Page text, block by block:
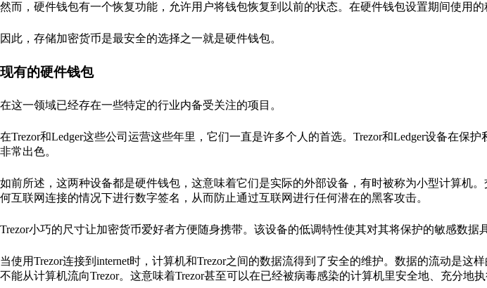
然而，硬件钱包有一个恢复功能，允许用户将钱包恢复到以前的状态。在硬件钱包设置期间使用的
因此，存储加密货币是最安全的选择之一就是硬件钱包。
现有的硬件钱包
在这一领域已经存在一些特定的行业内备受关注的项目。
在Trezor和Ledger这些公司运营这些年里，它们一直是许多个人的首选。Trezor和Ledger设备在保
非常出色。
如前所述，这两种设备都是硬件钱包，这意味着它们是实际的外部设备，有时被称为小型计算机
何互联网连接的情况下进行数字签名，从而防止通过互联网进行任何潜在的黑客攻击。
Trezor小巧的尺寸让加密货币爱好者方便随身携带。该设备的低调特性使其对其将保护的敏感数据
当使用Trezor连接到internet时，计算机和Trezor之间的数据流得到了安全的维护。数据的流动是这
不能从计算机流向Trezor。这意味着Trezor甚至可以在已经被病毒感染的计算机里安全地、充分地执